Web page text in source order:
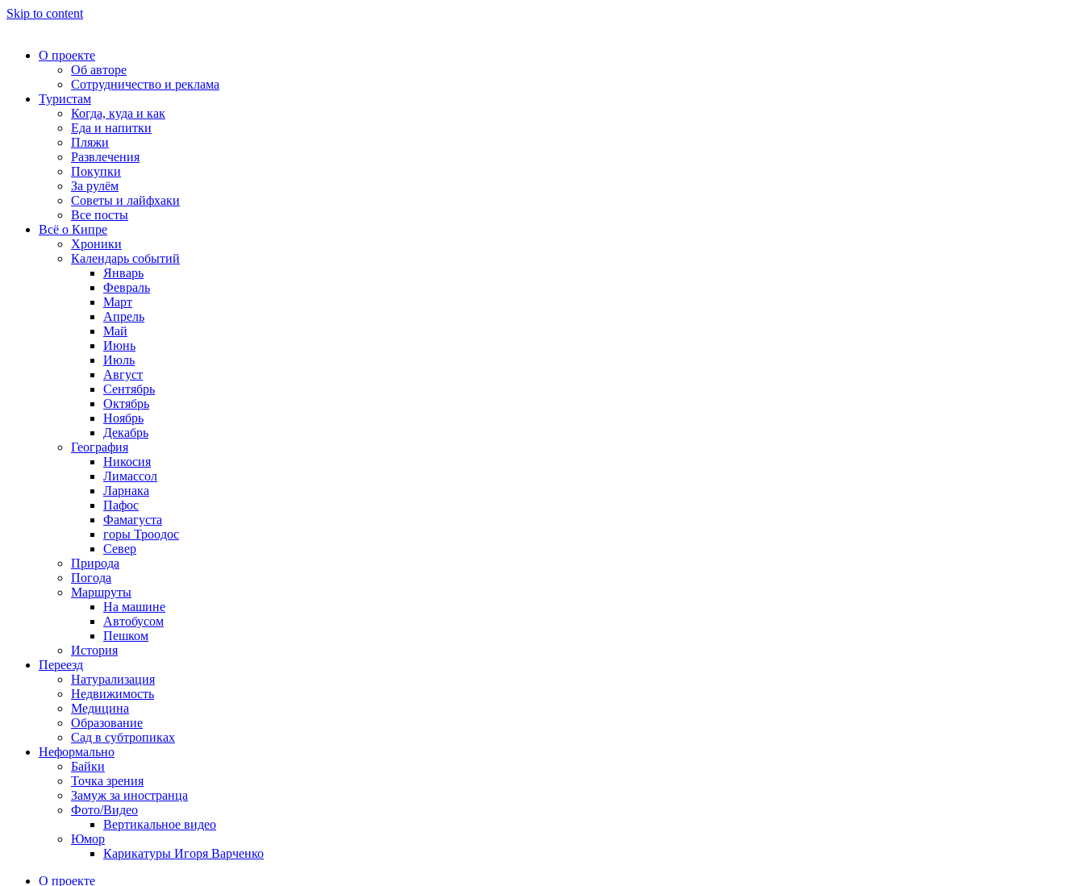
Skip to content
О проекте
Об авторе
Сотрудничество и реклама
Туристам
Когда, куда и как
Еда и напитки
Пляжи
Развлечения
Покупки
За рулём
Советы и лайфхаки
Все посты
Всё о Кипре
Хроники
Календарь событий
Январь
Февраль
Март
Апрель
Май
Июнь
Июль
Август
Сентябрь
Октябрь
Ноябрь
Декабрь
География
Никосия
Лимассол
Ларнака
Пафос
Фамагуста
горы Троодос
Север
Природа
Погода
Маршруты
На машине
Автобусом
Пешком
История
Переезд
Натурализация
Недвижимость
Медицина
Образование
Сад в субтропиках
Неформально
Байки
Точка зрения
Замуж за иностранца
Фото/Видео
Вертикальное видео
Юмор
Карикатуры Игоря Варченко
О проекте